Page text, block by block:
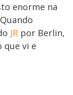
enorme na
JR por Berlin,
vi e